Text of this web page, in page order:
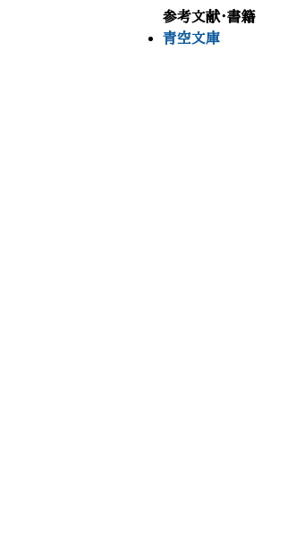
参考文献・書籍
青空文庫